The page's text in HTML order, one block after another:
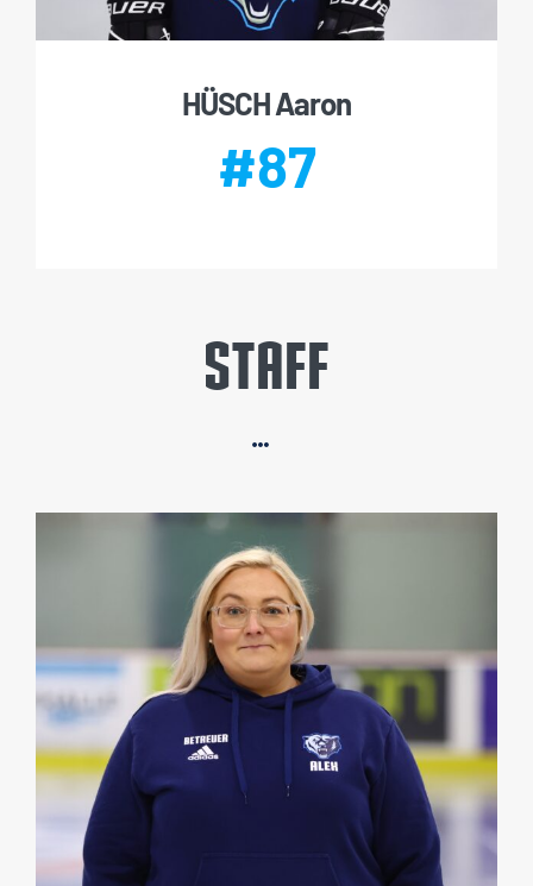
HÜSCH Aaron
#87
STAFF